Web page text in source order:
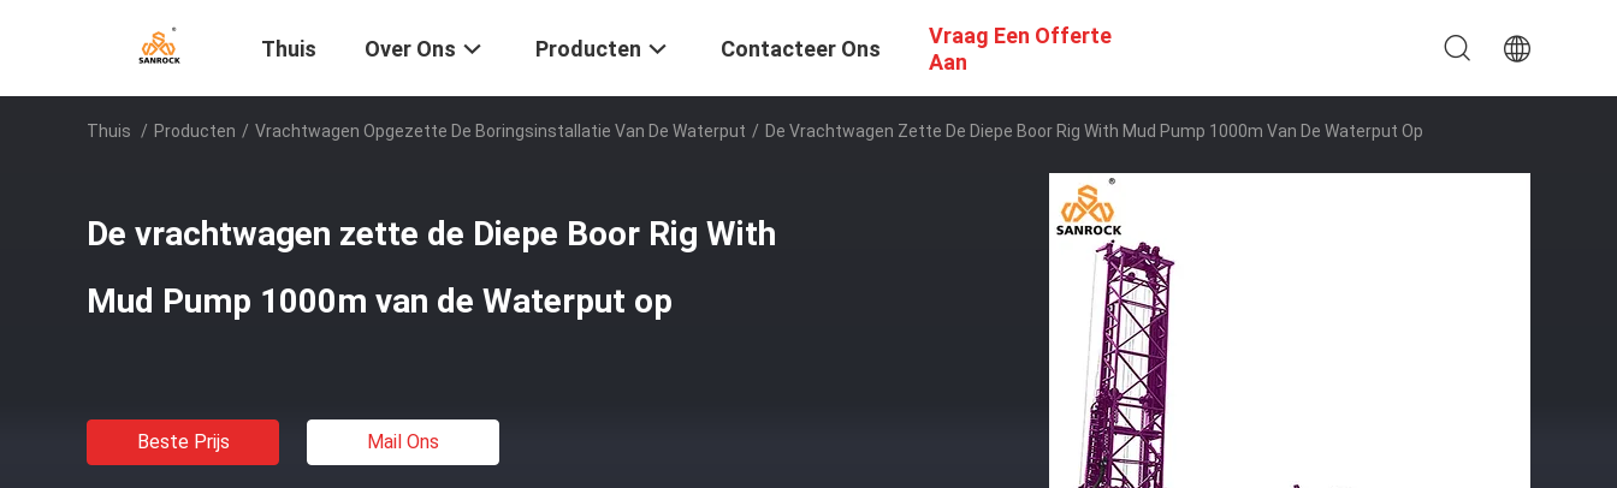
Thuis Over Ons Producten Contacteer Ons
Vraag Een Offerte
Aan
Thuis / Producten / Vrachtwagen Opgezette De Boringsinstallatie Van De Waterput / De Vrachtwagen Zette De Diepe Boor Rig With Mud Pump 1000m Van De Waterput Op
De vrachtwagen zette de Diepe Boor Rig With
Mud Pump 1000m van de Waterput op
Beste Prijs Mail Ons